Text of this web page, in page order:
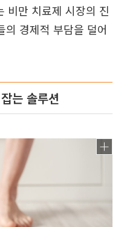
비만 치료제 시장의 진
의 경제적 부담을 덜어
는 솔루션